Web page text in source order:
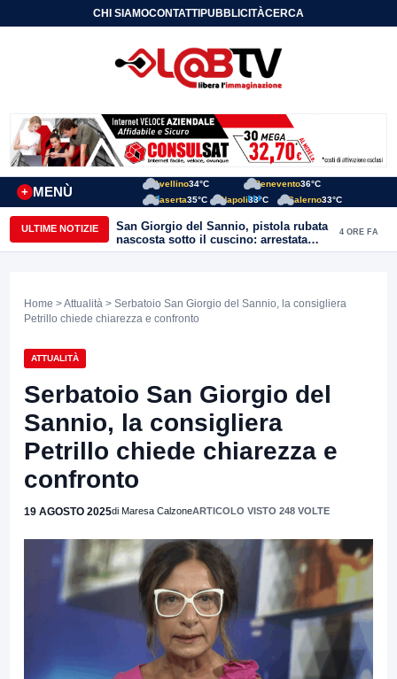
CHI SIAMOCONTATTIPUBBLICITÀCERCA
MENÙ
+
Avellino34°C Benevento36°C
Caserta35°C Napoli33°C Salerno33°C
ULTIME NOTIZIE
San Giorgio del Sannio, pistola rubata
nascosta sotto il cuscino: arrestata
51enne
4 ORE FA
Home >Attualità > Serbatoio San Giorgio del Sannio, la consigliera
Petrillo chiede chiarezza e confronto
ATTUALITÀ
Serbatoio San Giorgio del
Sannio, la consigliera
Petrillo chiede chiarezza e
confronto
19 AGOSTO 2025di Maresa CalzoneARTICOLO VISTO 248 VOLTE